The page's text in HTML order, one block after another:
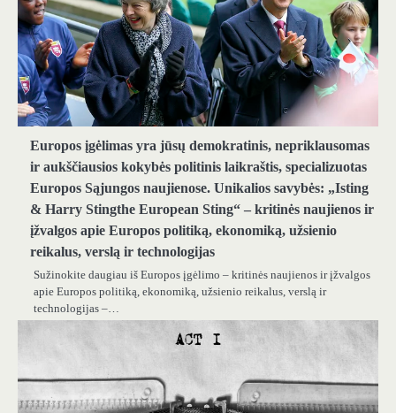
Europos įgėlimas yra jūsų demokratinis, nepriklausomas
ir aukščiausios kokybės politinis laikraštis, specializuotas
Europos Sąjungos naujienose. Unikalios savybės: „Isting
& Harry Stingthe European Sting“ – kritinės naujienos ir
įžvalgos apie Europos politiką, ekonomiką, užsienio
reikalus, verslą ir technologijas
Sužinokite daugiau iš Europos įgėlimo – kritinės naujienos ir įžvalgos
apie Europos politiką, ekonomiką, užsienio reikalus, verslą ir
technologijas –…